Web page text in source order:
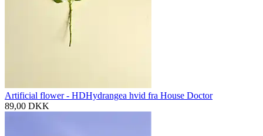
Artificial flower - HDHydrangea hvid fra House Doctor
89,00 DKK